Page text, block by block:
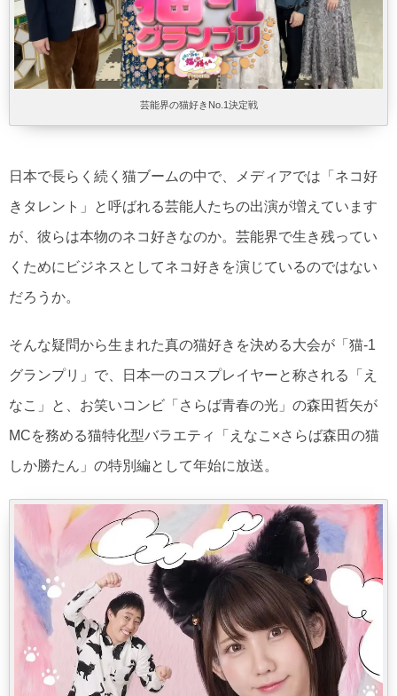
芸能界の猫好きNo.1決定戦
日本で長らく続く猫ブームの中で、メディアでは「ネコ好
きタレント」と呼ばれる芸能人たちの出演が増えています
が、彼らは本物のネコ好きなのか。芸能界で生き残ってい
くためにビジネスとしてネコ好きを演じているのではない
だろうか。
そんな疑問から生まれた真の猫好きを決める大会が「猫-1
グランプリ」で、日本一のコスプレイヤーと称される「え
なこ」と、お笑いコンビ「さらば青春の光」の森田哲矢が
MCを務める猫特化型バラエティ「えなこ×さらば森田の猫
しか勝たん」の特別編として年始に放送。